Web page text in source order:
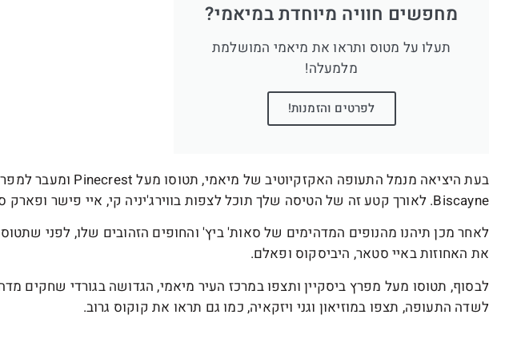
מחפשים חוויה מיוחדת במיאמי?
תעלו על מטוס ותראו את מיאמי המושלמת
מלמעלה!
לפרטים והזמנות!
Biscayne. לאורך קטע זה של הטיסה שלך תוכל לצפות בווירג'יניה קי, איי פישר ופארק סאות' פוינט.
לאחר מכן תיהנו מהנופים המדהימים של סאות' ביץ' והחופים הזהובים שלו, לפני
את האחוזות באיי סטאר, היביסקוס ופאלם.
לבסוף, תטוסו מעל מפרץ ביסקיין ותצפו במרכז העיר מיאמי, הגדושה בגורדי שחקים
לשדה התעופה, תצפו במוזיאון וגני ויזקאיה, כמו גם תראו את קוקוס גרוב.